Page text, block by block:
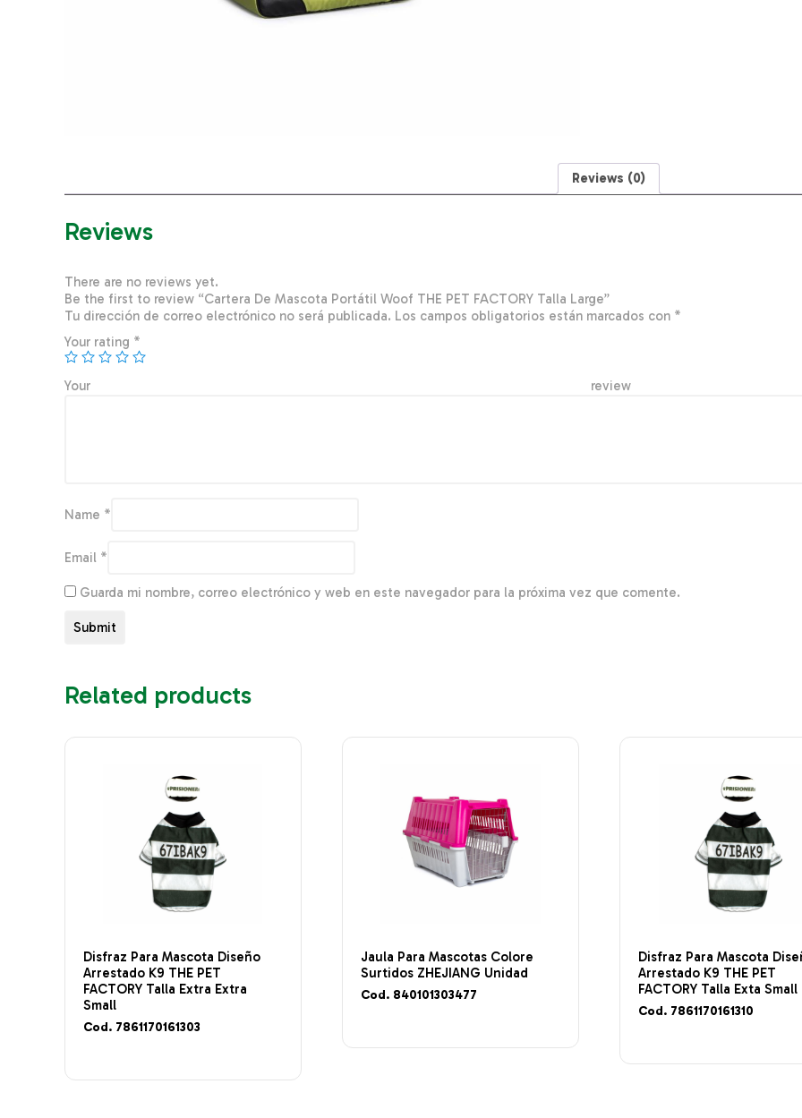
Reviews (0)
Reviews
There are no reviews yet.
Be the first to review “Cartera De Mascota Portátil Woof THE PET FACTORY Talla Large”
Tu dirección de correo electrónico no será publicada. Los campos obligatorios están marcados con *
Your rating *
Your
Name *
Email *
Guarda mi nombre, correo electrónico y web en este navegador para la próxima vez que comente.
Related products
Disfraz Para Mascota Diseño
Arrestado K9 THE PET
FACTORY Talla Extra Extra
Small
Cod. 7861170161303
Jaula Para Mascotas Colore
Surtidos ZHEJIANG Unidad
Cod. 840101303477
Disfraz Para Mascota
Arrestado K9 THE PET
FACTORY Talla Exta Small
Cod. 7861170161310